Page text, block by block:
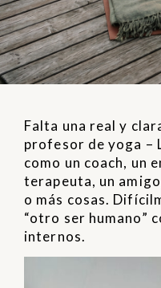
Falta una real y
profesor de yoga –
como un coach, un
terapeuta, un
o más cosas.
“otro ser humano”
internos.